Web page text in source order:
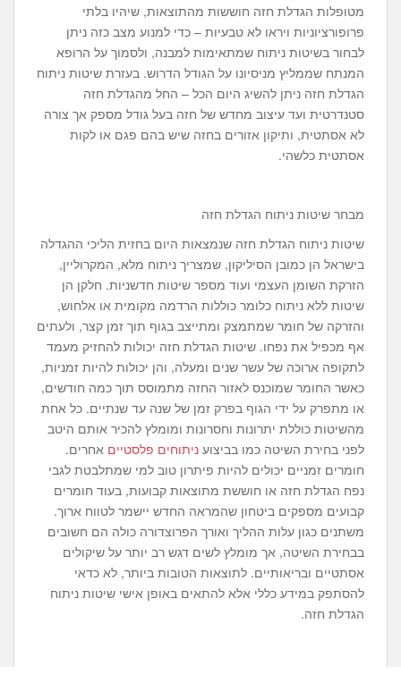
מטופלות הגדלת חזה חוששות מהתוצאות, שיהיו בלתי
פרופורציוניות ויראו לא טבעיות – כדי למנוע מצב כזה ניתן
לבחור בשיטות ניתוח שמתאימות למבנה, ולסמוך על הרופא
המנתח שממליץ מניסיונו על הגודל הדרוש. בעזרת שיטות ניתוח
הגדלת חזה ניתן להשיג היום הכל – החל מהגדלת חזה
סטנדרטית ועד עיצוב מחדש של חזה בעל גודל מספק אך צורה
לא אסתטית, ותיקון אזורים בחזה שיש בהם פגם או לקות
אסתטית כלשהי.
מבחר שיטות ניתוח הגדלת חזה
שיטות ניתוח הגדלת חזה שנמצאות היום בחזית הליכי ההגדלה
בישראל הן כמובן הסיליקון, שמצריך ניתוח מלא, המקרוליין,
הזרקת השומן העצמי ועוד מספר שיטות חדשניות. חלקן הן
שיטות ללא ניתוח כלומר כוללות הרדמה מקומית או אלחוש,
והזרקה של חומר שמתמצק ומתייצב בגוף תוך זמן קצר, ולעתים
אף מכפיל את נפחו. שיטות הגדלת חזה יכולות להחזיק מעמד
לתקופה ארוכה של עשר שנים ומעלה, והן יכולות להיות זמניות,
כאשר החומר שמוכנס לאזור החזה מתמוסס תוך כמה חודשים,
או מתפרק על ידי הגוף בפרק זמן של שנה עד שנתיים. כל אחת
מהשיטות כוללת יתרונות וחסרונות ומומלץ להכיר אותם היטב
לפני בחירת השיטה כמו בביצוע ניתוחים פלסטיים אחרים.
חומרים זמניים יכולים להיות פיתרון טוב למי שמתלבטת לגבי
נפח הגדלת חזה או חוששת מתוצאות קבועות, בעוד חומרים
קבועים מספקים ביטחון שהמראה החדש יישמר לטווח ארוך.
משתנים כגון עלות ההליך ואורך הפרוצדורה כולה הם חשובים
בבחירת השיטה, אך מומלץ לשים דגש רב יותר על שיקולים
אסתטיים ובריאותיים. לתוצאות הטובות ביותר, לא כדאי
להסתפק במידע כללי אלא להתאים באופן אישי שיטות ניתוח
הגדלת חזה.